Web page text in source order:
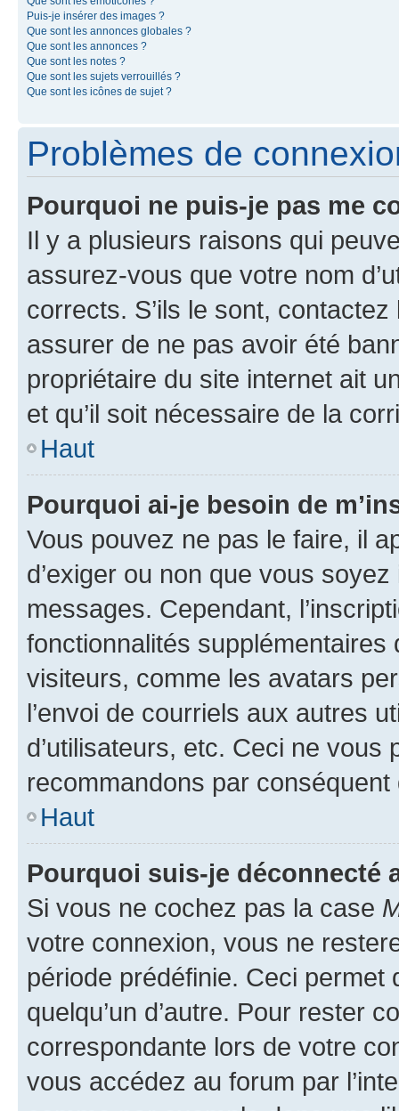
Puis-je insérer des images ?
Que sont les annonces globales ?
Que sont les annonces ?
Que sont les notes ?
Que sont les sujets verrouillés ?
Que sont les icônes de sujet ?
Problèmes de
Pourquoi ne puis-je pas me
Il y a plusieurs raisons qui
assurez-vous que votre nom
corrects. S’ils le sont,
assurer de ne pas avoir été
propriétaire du site internet ait
et qu’il soit nécessaire de la
Haut
Pourquoi ai-je besoin de
Vous pouvez ne pas le faire, il
d’exiger ou non que vous
messages. Cependant,
fonctionnalités
visiteurs, comme les avatars
l’envoi de courriels aux autres
d’utilisateurs, etc. Ceci ne vous
recommandons par conséquent
Haut
Pourquoi suis-je déconnecté
Si vous ne cochez pas la case
votre connexion, vous ne
période prédéfinie. Ceci permet
quelqu’un d’autre. Pour rester
correspondante lors de votre
vous accédez au forum par